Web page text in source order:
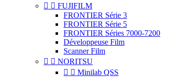
  FUJIFILM
FRONTIER Série 3
FRONTIER Série 5
FRONTIER Séries 7000-7200
Développeuse Film
Scanner Film
  NORITSU
  Minilab QSS